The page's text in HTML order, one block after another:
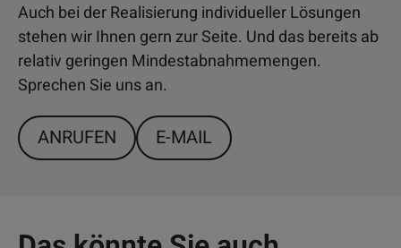
Auch bei der Realisierung individueller Lösungen
stehen wir Ihnen gern zur Seite. Und das bereits ab
relativ geringen Mindestabnahmemengen.
Sprechen Sie uns an.
ANRUFEN E-MAIL